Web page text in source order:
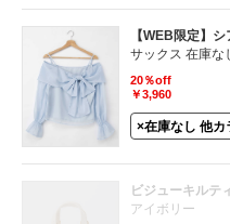
【WEB限定】
サックス 在庫な
20％off
￥3,960
ビジューキルテ
アイボリー